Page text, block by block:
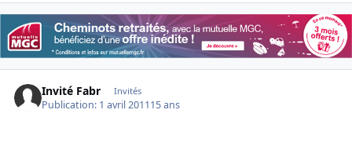
Invité Fabr Invités
Publication: 1 avril 201115 ans